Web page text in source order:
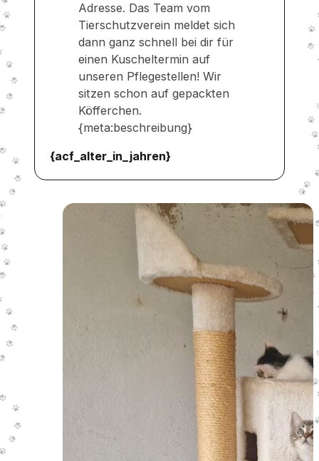
Adresse. Das Team vom
Tierschutzverein meldet sich
dann ganz schnell bei dir für
einen Kuscheltermin auf
unseren Pflegestellen! Wir
sitzen schon auf gepackten
Köfferchen.
{meta:beschreibung}
{acf_alter_in_jahren}